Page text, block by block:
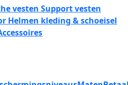
vesten Support vesten
Helmen kleding & schoeisel